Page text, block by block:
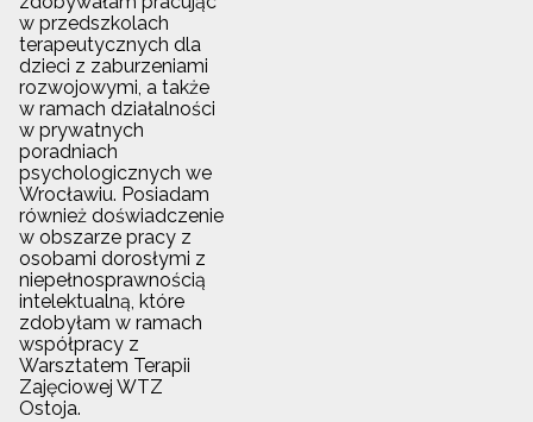
w przedszkolach
terapeutycznych dla
dzieci z zaburzeniami
rozwojowymi, a także
w ramach działalności
w prywatnych
poradniach
psychologicznych we
Wrocławiu. Posiadam
również doświadczenie
w obszarze pracy z
osobami dorosłymi z
niepełnosprawnością
intelektualną, które
zdobyłam w ramach
współpracy z
Warsztatem Terapii
Zajęciowej WTZ
Ostoja.